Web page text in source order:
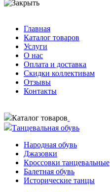
Главная
Каталог товаров
Услуги
О нас
Оплата и доставка
Скидки коллективам
Отзывы
Контакты
Каталог товаров
Танцевальная обувь
Народная обувь
Джазовки
Кроссовки танцевальные
Балетная обувь
Исторические танцы